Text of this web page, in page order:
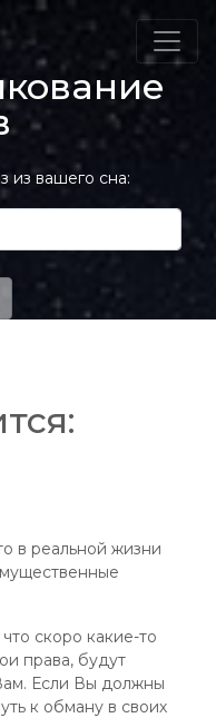
из вашего сна:
в реальной жизни
скоро какие-то
права, будут
Если Вы должны
к обману в своих